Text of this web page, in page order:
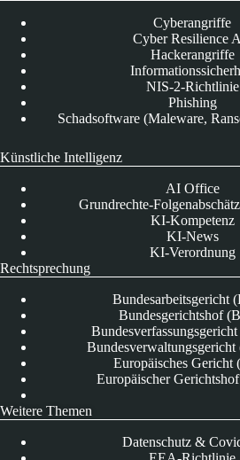
Cyberangriffe
Cyber Resilience
Hackerangriffe
NIS-2-Richtlinie
Phishing
Schadsoftware (Maleware,
Künstliche Intelligenz
AI Office
Grundrechte-
KI-Kompetenz
KI-News
KI-Verordnung
Rechtsprechung
Bundesarbeitsgericht
Bundesgerichtshof
Europäisches Gericht
Europäischer
Weitere Themen
Datenschutz &